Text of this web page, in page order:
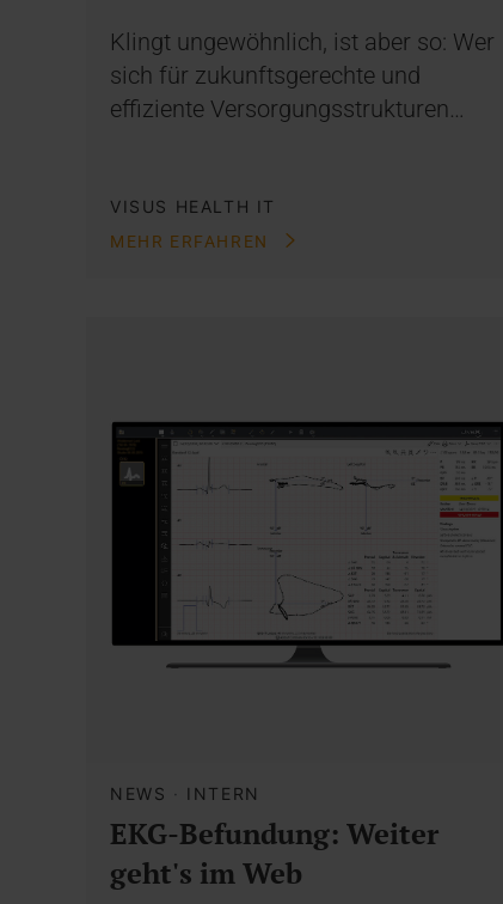
Klingt ungewöhnlich, ist aber so: Wer
sich für zukunftsgerechte und
effiziente Versorgungsstrukturen…
VISUS HEALTH IT
MEHR ERFAHREN
NEWS · INTERN
EKG-Befundung: Weiter
geht's im Web